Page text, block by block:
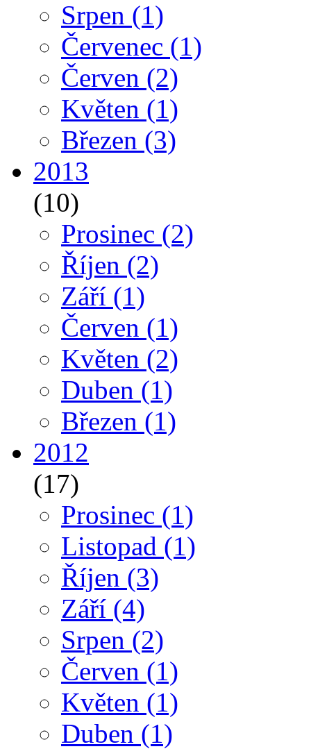
Srpen (1)
Červenec (1)
Červen (2)
Květen (1)
Březen (3)
2013
(10)
Prosinec (2)
Říjen (2)
Září (1)
Červen (1)
Květen (2)
Duben (1)
Březen (1)
2012
(17)
Prosinec (1)
Listopad (1)
Říjen (3)
Září (4)
Srpen (2)
Červen (1)
Květen (1)
Duben (1)